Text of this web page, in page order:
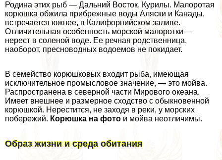
Родина этих рыб — Дальний Восток, Курилы. Малоротая
корюшка обжила прибрежные воды Аляски и Канады,
встречается южнее, в Калифорнийском заливе.
Отличительная особенность морской малоротки —
нерест в соленой воде. Ее речная родственница,
наоборот, пресноводных водоемов не покидает.
В семейство корюшковых входит рыба, имеющая
исключительное промысловое значение, — это мойва.
Распространена в северной части Мирового океана.
Имеет внешнее и размерное сходство с обыкновенной
корюшкой. Нерестится, не заходя в реки, у морских
побережий. Корюшка на фото и мойва неотличимы.
Образ жизни и среда обитания